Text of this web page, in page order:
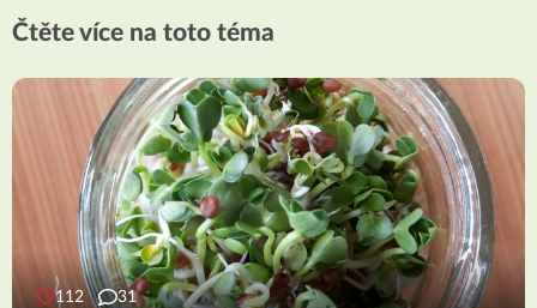
Čtěte více na toto téma
112 31